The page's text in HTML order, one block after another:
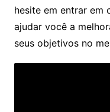
hesite em entrar em
ajudar você a
seus objetivos no